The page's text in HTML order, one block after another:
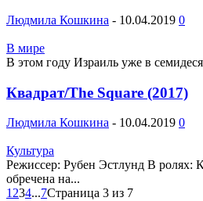
Людмила Кошкина - 10.04.2019 0
В мире
В этом году Израиль уже в
Квадрат/The Square (2017)
Людмила Кошкина - 10.04.2019 0
Культура
Режиссер: Рубен Эстлунд В ролях:
обречена на...
1 234...7Страница 3 из 7